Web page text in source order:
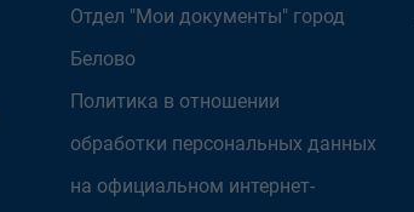
Отдел "Мои документы" город
Белово
Политика в отношении
обработки персональных данных
на официальном интернет-